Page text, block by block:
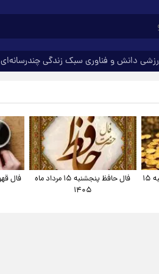
دانش و فناوری سبک زندگیچندرسانه‌ای
قیمت طلا و سکه امروز پنجشنبه ۱۵
فال حافظ پنجشنبه ۱۵ مرداد ماه
۱۴۰۵